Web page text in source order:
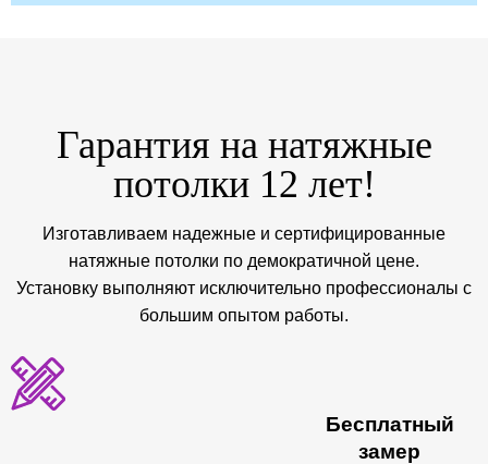
Гарантия на натяжные
потолки 12 лет!
Изготавливаем надежные и сертифицированные
натяжные потолки по демократичной цене.
Установку выполняют исключительно профессионалы с
большим опытом работы.
Бесплатный
замер